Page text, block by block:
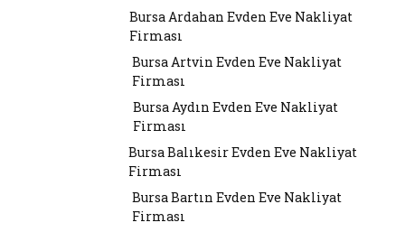
Bursa Ardahan Evden Eve Nakliyat
Firması
Bursa Artvin Evden Eve Nakliyat
Firması
Bursa Aydın Evden Eve Nakliyat
Firması
Bursa Balıkesir Evden Eve Nakliyat
Firması
Bursa Bartın Evden Eve Nakliyat
Firması